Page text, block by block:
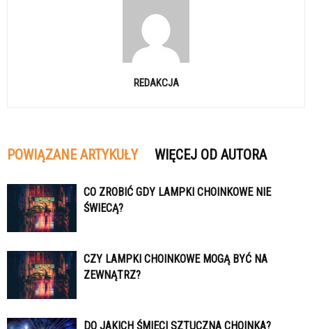
REDAKCJA
POWIĄZANE ARTYKUŁY WIĘCEJ OD AUTORA
CO ZROBIĆ GDY LAMPKI CHOINKOWE NIE
ŚWIECĄ?
CZY LAMPKI CHOINKOWE MOGĄ BYĆ NA
ZEWNĄTRZ?
DO JAKICH ŚMIECI SZTUCZNA CHOINKA?